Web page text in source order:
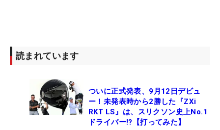
読まれています
ついに正式発表、9月12日デビュ
ー！未発表時から2勝した『ZXi
RKT LS』は、スリクソン史上No.1
ドライバー!?【打ってみた】